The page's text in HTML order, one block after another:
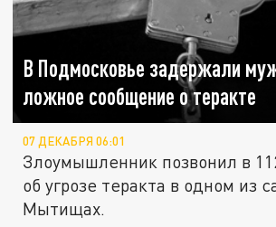
В Подмосковье задержали
ложное сообщение о теракте
07 ДЕКАБРЯ 06:01
Злоумышленник позвонил в
об угрозе теракта в одном из
Мытищах.